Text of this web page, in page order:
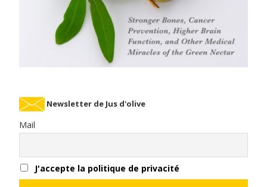
Newsletter de Jus d'olive
Mail
J'accepte la politique de privacité